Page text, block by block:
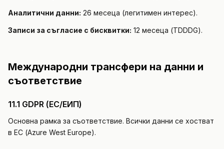
Аналитични данни: 26 месеца (легитимен интерес).
Записи за съгласие с бисквитки: 12 месеца (TDDDG).
Международни трансфери на данни и
съответствие
11.1 GDPR (ЕС/ЕИП)
Основна рамка за съответствие. Всички данни се хостват
в ЕС (Azure West Europe).